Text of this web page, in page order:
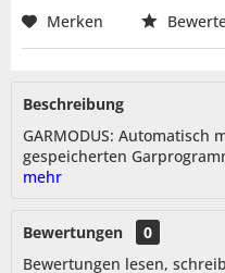
Merken
Beschreibung
GARMODUS: Automatisch
gespeicherten
mehr
Bewertungen
0
Bewertungen lesen,